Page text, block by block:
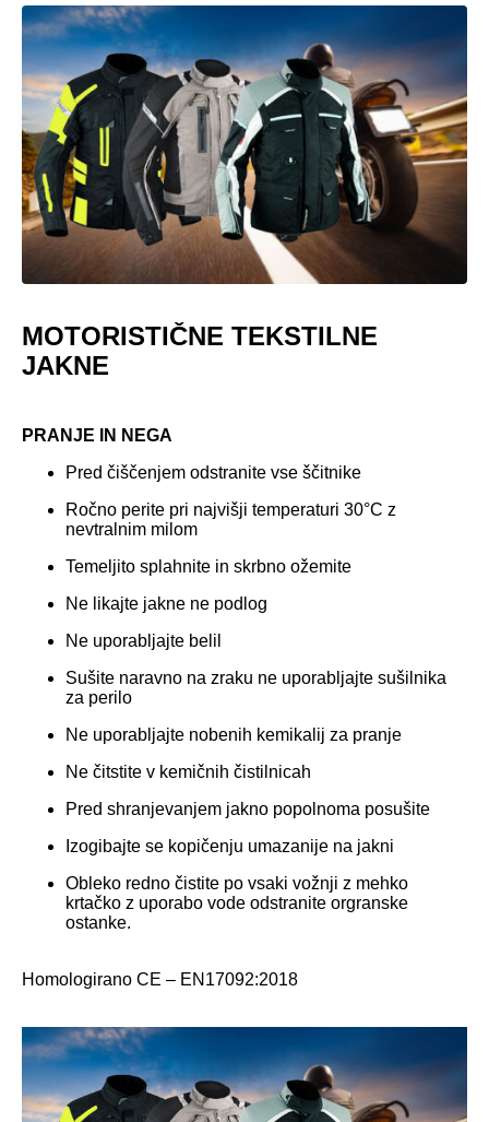
MOTORISTIČNE TEKSTILNE
JAKNE
PRANJE IN NEGA
Pred čiščenjem odstranite vse ščitnike
Ročno perite pri najvišji temperaturi 30°C z
nevtralnim milom
Temeljito splahnite in skrbno ožemite
Ne likajte jakne ne podlog
Ne uporabljajte belil
Sušite naravno na zraku ne uporabljajte sušilnika
za perilo
Ne uporabljajte nobenih kemikalij za pranje
Ne čitstite v kemičnih čistilnicah
Pred shranjevanjem jakno popolnoma posušite
Izogibajte se kopičenju umazanije na jakni
Obleko redno čistite po vsaki vožnji z mehko
krtačko z uporabo vode odstranite orgranske
ostanke.
Homologirano CE – EN17092:2018